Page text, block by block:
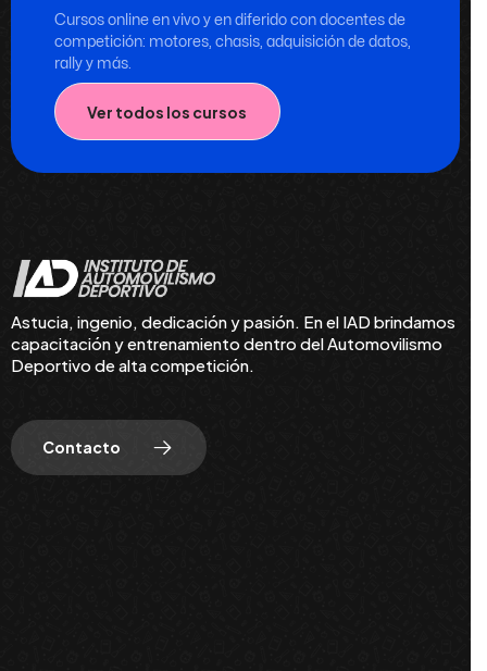
Cursos online en vivo y en diferido con docentes de
competición: motores, chasis, adquisición de datos,
rally y más.
Ver todos los cursos
Astucia, ingenio, dedicación y pasión. En el IAD brindamos
capacitación y entrenamiento dentro del Automovilismo
Deportivo de alta competición.
Contacto